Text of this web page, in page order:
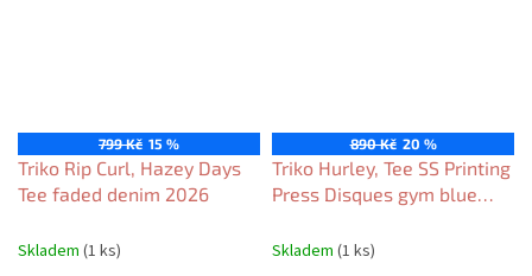
799 Kč 15 %
Triko Rip Curl, Hazey Days
Tee faded denim 2026
Skladem (1 ks)
890 Kč 20 %
Triko Hurley, Tee SS Printing
Press Disques gym blue
Skladem (1 ks)